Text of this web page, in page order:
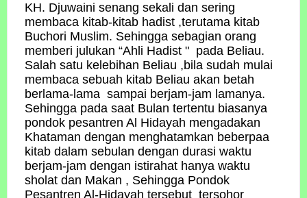
KH. Djuwaini senang sekali dan sering
membaca kitab-kitab hadist ,terutama kitab
Buchori Muslim. Sehingga sebagian orang
memberi julukan “Ahli Hadist " pada Beliau.
Salah satu kelebihan Beliau ,bila sudah mulai
membaca sebuah kitab Beliau akan betah
berlama-lama sampai berjam-jam lamanya.
Sehingga pada saat Bulan tertentu biasanya
pondok pesantren Al Hidayah mengadakan
Khataman dengan menghatamkan beberpaa
kitab dalam sebulan dengan durasi waktu
berjam-jam dengan istirahat hanya waktu
sholat dan Makan , Sehingga Pondok
Pesantren Al-Hidayah tersebut tersohor